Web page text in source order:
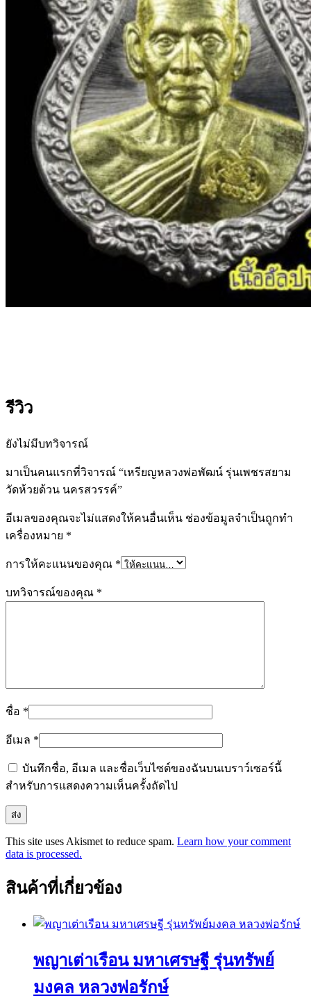
รีวิว
ยังไม่มีบทวิจารณ์
มาเป็นคนแรกที่วิจารณ์ “เหรียญหลวงพ่อพัฒน์ รุ่นเพชรสยาม
วัดห้วยด้วน นครสวรรค์”
อีเมลของคุณจะไม่แสดงให้คนอื่นเห็น ช่องข้อมูลจำเป็นถูกทำ
เครื่องหมาย *
การให้คะแนนของคุณ *
บทวิจารณ์ของคุณ *
ชื่อ *
อีเมล *
บันทึกชื่อ, อีเมล และชื่อเว็บไซต์ของฉันบนเบราว์เซอร์นี้
สำหรับการแสดงความเห็นครั้งถัดไป
This site uses Akismet to reduce spam. Learn how your comment
data is processed.
สินค้าที่เกี่ยวข้อง
พญาเต่าเรือน มหาเศรษฐี รุ่นทรัพย์
มงคล หลวงพ่อรักษ์